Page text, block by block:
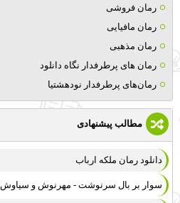
رمان فروشی
رمان مافیایی
رمان مذهبی
رمان های پرطرفدار نگاه دانلود
رمان‌های پرطرفدار نودهشتیا
مطالب پیشنهادی
دانلود رمان ملکه ارباب
سوار بر بال سرنوشت - مهرنوش و سیاوش86